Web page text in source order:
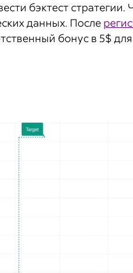
бэктест стратегии.
данных. После
бонус в 5$